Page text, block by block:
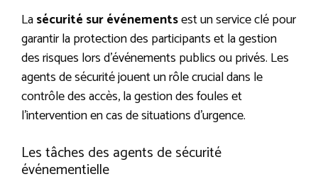
Lasécurité sur événementsest un service clé pour
garantir la protection des participants et la gestion
des risques lors d’événements publics ou privés. Les
agents de sécurité jouent un rôle crucial dans le
contrôle des accès, la gestion des foules et
l’intervention en cas de situations d’urgence.
Les tâches des agents de sécurité
événementielle